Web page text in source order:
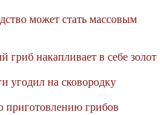
может стать массовым
гриб накапливает в себе золот
угодил на сковородку
приготовлению грибов